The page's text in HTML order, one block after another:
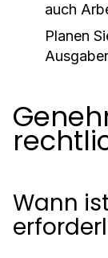
auch
Planen
Wann